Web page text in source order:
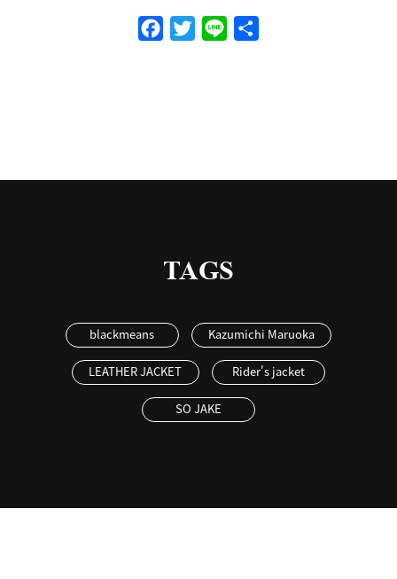
FacebookTwitterLine
TAGS
blackmeans Kazumichi Maruoka
LEATHER JACKET Rider's jacket
SO JAKE